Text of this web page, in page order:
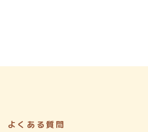
よくある質問